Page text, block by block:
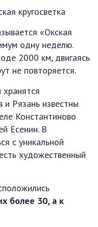
«Окская
одну неделю.
2000 км, двигаясь
не повторяется.
и Рязань известны
Константиново
Есенин. В
с уникальной
художественный
более 30, а к